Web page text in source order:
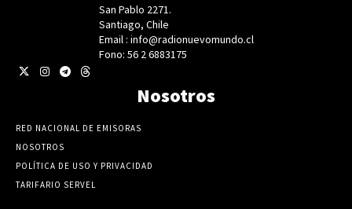
San Pablo 2271.
Santiago, Chile
Email : info@radionuevomundo.cl
Fono: 56 2 6883175
Nosotros
RED NACIONAL DE EMISORAS
NOSOTROS
POLÍTICA DE USO Y PRIVACIDAD
TARIFARIO SERVEL